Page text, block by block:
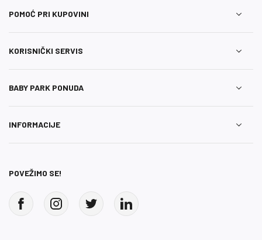
POMOĆ PRI KUPOVINI
KORISNIČKI SERVIS
BABY PARK PONUDA
INFORMACIJE
POVEŽIMO SE!